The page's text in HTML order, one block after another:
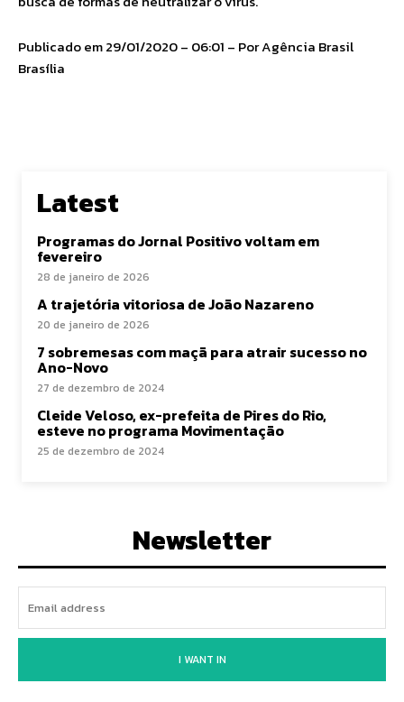
Publicado em 29/01/2020 – 06:01 – Por Agência Brasil
Brasília
Latest
Programas do Jornal Positivo voltam em
fevereiro
28 de janeiro de 2026
A trajetória vitoriosa de João Nazareno
20 de janeiro de 2026
7 sobremesas com maçã para atrair sucesso no
Ano-Novo
27 de dezembro de 2024
Cleide Veloso, ex-prefeita de Pires do Rio,
esteve no programa Movimentação
25 de dezembro de 2024
Newsletter
I WANT IN